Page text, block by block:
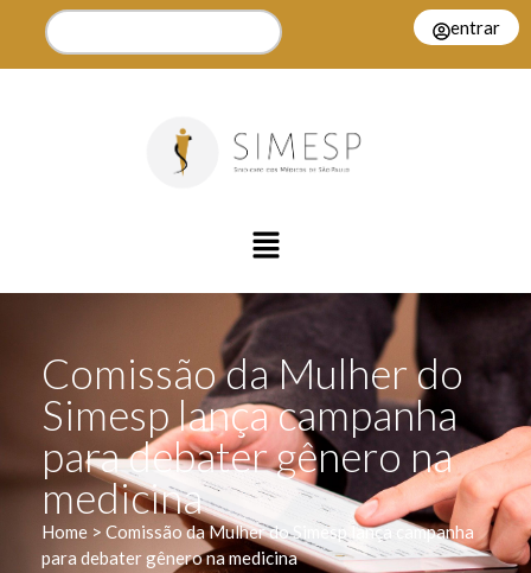
entrar
Comissão da Mulher do
Simesp lança campanha
para debater gênero na
medicina
Home > Comissão da Mulher do Simesp lança campanha
para debater gênero na medicina